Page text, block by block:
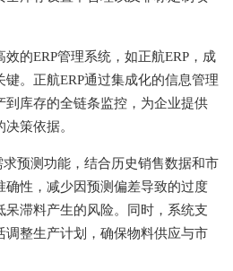
的ERP管理系统，如正航ERP，成
。正航ERP通过集成化的信息管理
到库存的全链条监控，为企业提供
策依据。
预测功能，结合历史销售数据和市
确性，减少因预测偏差导致的过度
滞料产生的风险。同时，系统支
调整生产计划，确保物料供应与市